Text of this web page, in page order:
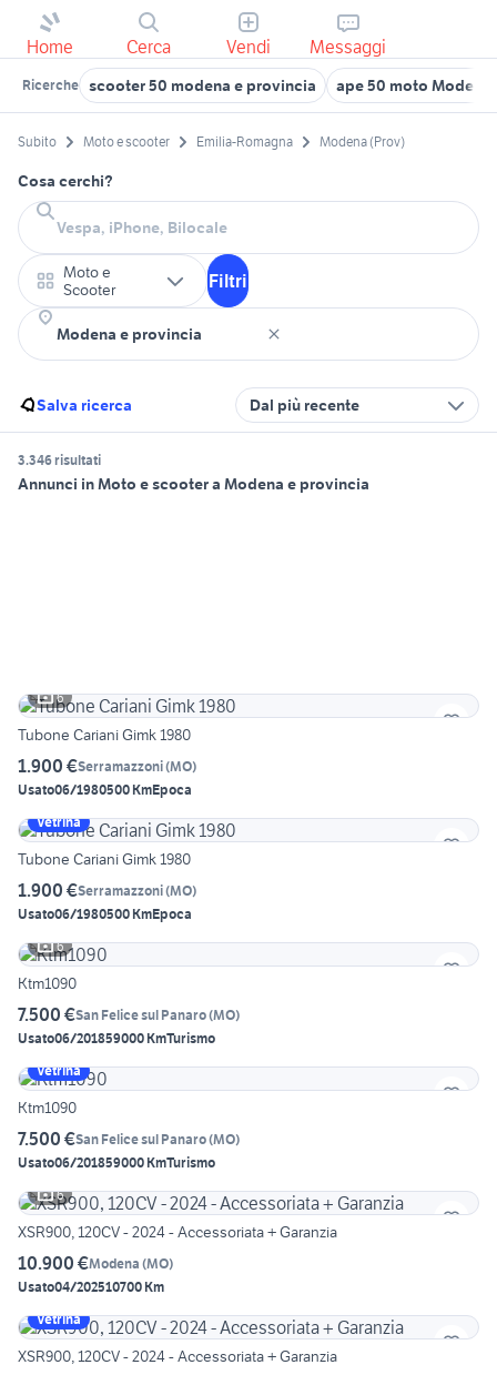
Home Cerca Vendi Messaggi
Ricerche scooter 50 modena e provincia ape 50 moto
Subito Moto e scooter Emilia-Romagna Modena (Prov)
Cosa cerchi?
Moto e
Scooter
Filtri
Salva ricerca Dal più recente
3.346 risultati
Annunci in Moto e scooter a Modena e provincia
6
Tubone Cariani Gimk 1980
1.900 €Serramazzoni(MO)
Usato06/1980500 KmEpoca
Vetrina
Tubone Cariani Gimk 1980
1.900 €Serramazzoni(MO)
Usato06/1980500 KmEpoca
6
Ktm1090
7.500 €San Felice sul Panaro(MO)
Usato06/201859000 KmTurismo
Vetrina
Ktm1090
7.500 €San Felice sul Panaro(MO)
Usato06/201859000 KmTurismo
6
XSR900, 120CV - 2024 - Accessoriata + Garanzia
10.900 €Modena (MO)
Usato04/202510700 Km
Vetrina
XSR900, 120CV - 2024 - Accessoriata + Garanzia